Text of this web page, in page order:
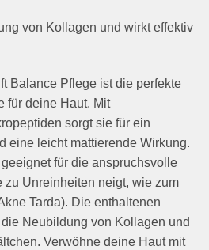
von Kollagen und wirkt effektiv
Balance Pflege ist die perfekte
für deine Haut. Mit
sorgt sie für ein
eine leicht mattierende Wirkung.
für die anspruchsvolle
zu Unreinheiten neigt, wie zum
Tarda). Die enthaltenen
Neubildung von Kollagen und
Verwöhne deine Haut mit